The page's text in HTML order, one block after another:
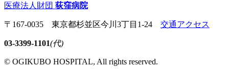
医療法人財団 荻窪病院
〒167-0035 東京都杉並区今川3丁目1-24 交通アクセス
03-3399-1101(代)
© OGIKUBO HOSPITAL, All rights reserved.